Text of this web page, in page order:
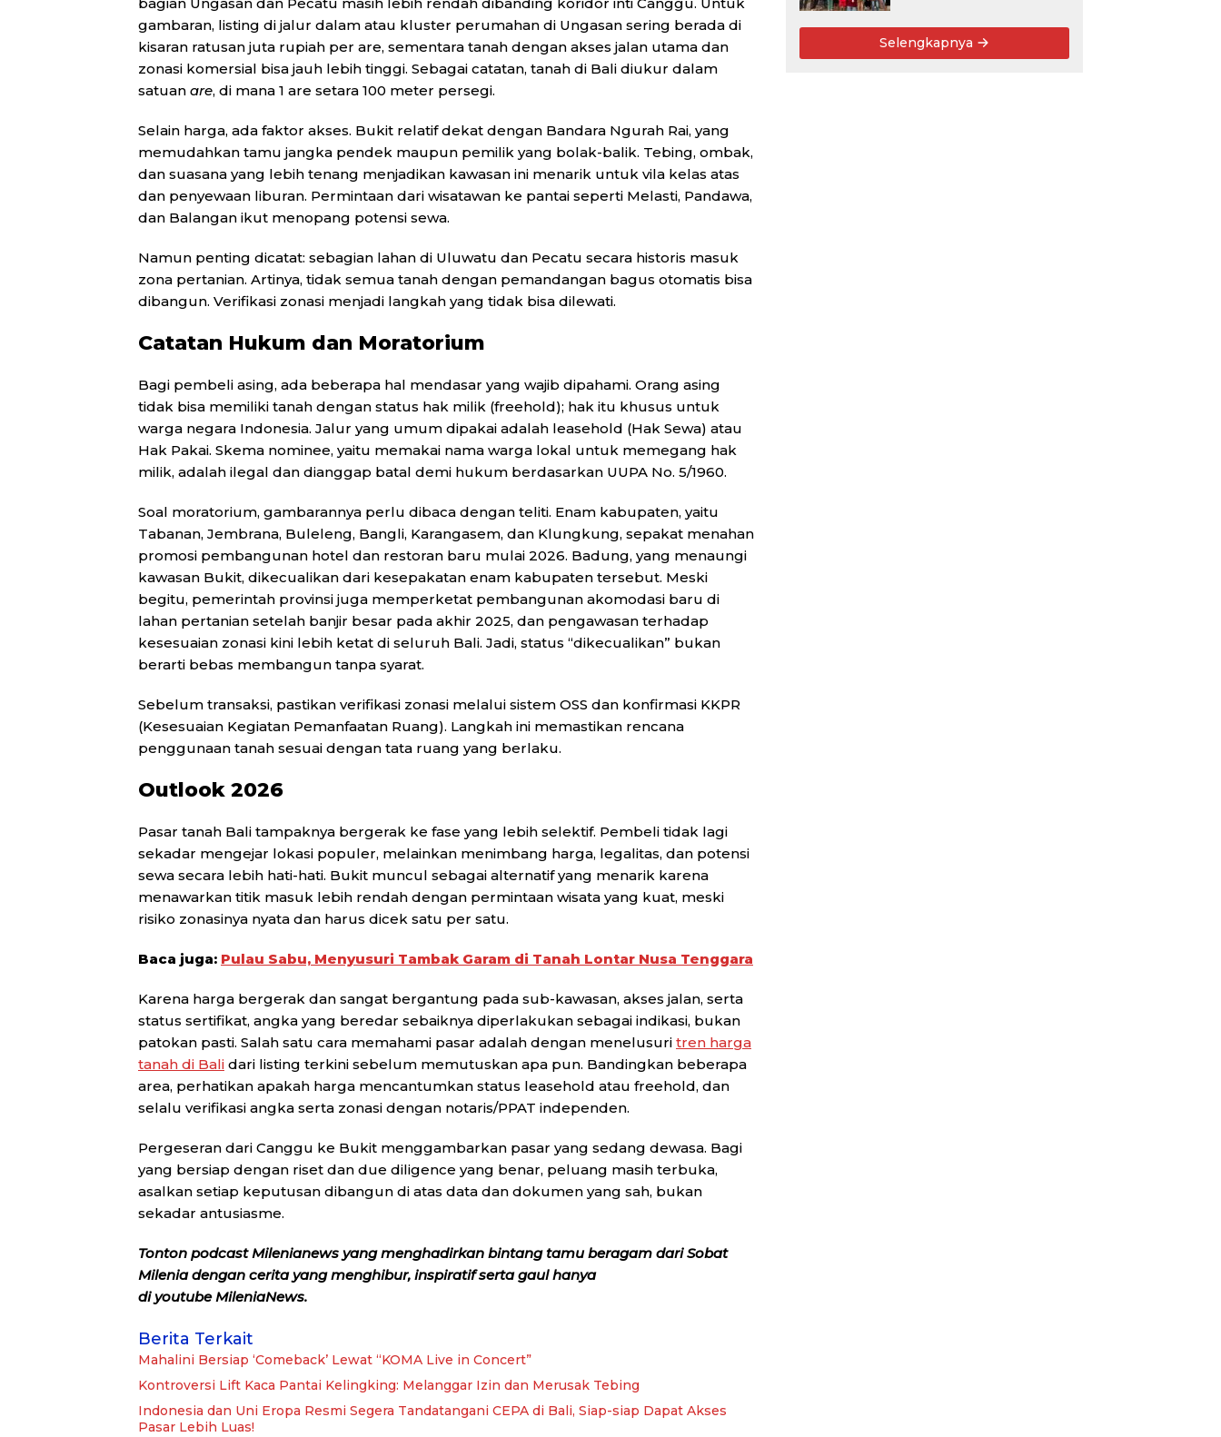
gambaran, listing di jalur dalam atau kluster perumahan di Ungasan sering berada di
kisaran ratusan juta rupiah per are, sementara tanah dengan akses jalan utama dan
zonasi komersial bisa jauh lebih tinggi. Sebagai catatan, tanah di Bali diukur dalam
satuan are, di mana 1 are setara 100 meter persegi.
Selain harga, ada faktor akses. Bukit relatif dekat dengan Bandara Ngurah Rai, yang
memudahkan tamu jangka pendek maupun pemilik yang bolak-balik. Tebing, ombak,
dan suasana yang lebih tenang menjadikan kawasan ini menarik untuk vila kelas atas
dan penyewaan liburan. Permintaan dari wisatawan ke pantai seperti Melasti, Pandawa,
dan Balangan ikut menopang potensi sewa.
Namun penting dicatat: sebagian lahan di Uluwatu dan Pecatu secara historis masuk
zona pertanian. Artinya, tidak semua tanah dengan pemandangan bagus otomatis bisa
dibangun. Verifikasi zonasi menjadi langkah yang tidak bisa dilewati.
Catatan Hukum dan Moratorium
Bagi pembeli asing, ada beberapa hal mendasar yang wajib dipahami. Orang asing
tidak bisa memiliki tanah dengan status hak milik (freehold); hak itu khusus untuk
warga negara Indonesia. Jalur yang umum dipakai adalah leasehold (Hak Sewa) atau
Hak Pakai. Skema nominee, yaitu memakai nama warga lokal untuk memegang hak
milik, adalah ilegal dan dianggap batal demi hukum berdasarkan UUPA No. 5/1960.
Soal moratorium, gambarannya perlu dibaca dengan teliti. Enam kabupaten, yaitu
Tabanan, Jembrana, Buleleng, Bangli, Karangasem, dan Klungkung, sepakat menahan
promosi pembangunan hotel dan restoran baru mulai 2026. Badung, yang menaungi
kawasan Bukit, dikecualikan dari kesepakatan enam kabupaten tersebut. Meski
begitu, pemerintah provinsi juga memperketat pembangunan akomodasi baru di
lahan pertanian setelah banjir besar pada akhir 2025, dan pengawasan terhadap
kesesuaian zonasi kini lebih ketat di seluruh Bali. Jadi, status “dikecualikan” bukan
berarti bebas membangun tanpa syarat.
Sebelum transaksi, pastikan verifikasi zonasi melalui sistem OSS dan konfirmasi KKPR
(Kesesuaian Kegiatan Pemanfaatan Ruang). Langkah ini memastikan rencana
penggunaan tanah sesuai dengan tata ruang yang berlaku.
Outlook 2026
Pasar tanah Bali tampaknya bergerak ke fase yang lebih selektif. Pembeli tidak lagi
sekadar mengejar lokasi populer, melainkan menimbang harga, legalitas, dan potensi
sewa secara lebih hati-hati. Bukit muncul sebagai alternatif yang menarik karena
menawarkan titik masuk lebih rendah dengan permintaan wisata yang kuat, meski
risiko zonasinya nyata dan harus dicek satu per satu.
Baca juga: Pulau Sabu, Menyusuri Tambak Garam di Tanah Lontar Nusa Tenggara
Karena harga bergerak dan sangat bergantung pada sub-kawasan, akses jalan, serta
status sertifikat, angka yang beredar sebaiknya diperlakukan sebagai indikasi, bukan
patokan pasti. Salah satu cara memahami pasar adalah dengan menelusuri tren harga
tanah di Bali dari listing terkini sebelum memutuskan apa pun. Bandingkan beberapa
area, perhatikan apakah harga mencantumkan status leasehold atau freehold, dan
selalu verifikasi angka serta zonasi dengan notaris/PPAT independen.
Pergeseran dari Canggu ke Bukit menggambarkan pasar yang sedang dewasa. Bagi
yang bersiap dengan riset dan due diligence yang benar, peluang masih terbuka,
asalkan setiap keputusan dibangun di atas data dan dokumen yang sah, bukan
sekadar antusiasme.
Tonton podcast Milenianews yang menghadirkan bintang tamu beragam dari Sobat
Milenia dengan cerita yang menghibur, inspiratif serta gaul hanya
di youtube MileniaNews.
Berita Terkait
Mahalini Bersiap ‘Comeback’ Lewat “KOMA Live in Concert”
Kontroversi Lift Kaca Pantai Kelingking: Melanggar Izin dan Merusak Tebing
Indonesia dan Uni Eropa Resmi Segera Tandatangani CEPA di Bali, Siap-siap Dapat Akses
Pasar Lebih Luas!
Selengkapnya